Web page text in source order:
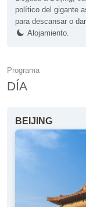
político del gigante
para descansar o
Alojamiento.
Programa
DÍA
BEIJING